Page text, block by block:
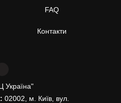
FAQ
Контакти
Україна"
02002, м. Київ, вул.